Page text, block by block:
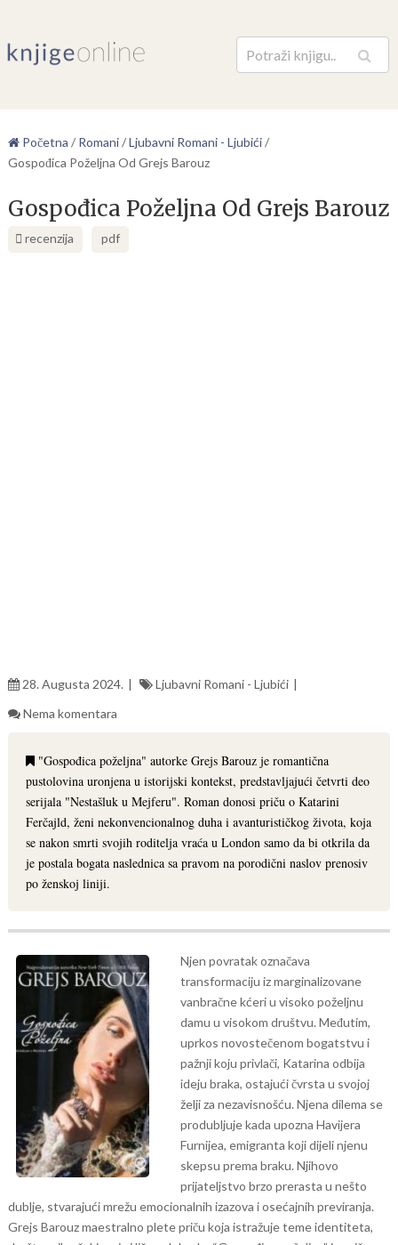
Pretraga
Početna / Romani/Ljubavni Romani - Ljubići/
Gospođica Poželjna Od Grejs Barouz
Gospođica Poželjna Od Grejs Barouz
recenzija pdf
28. Augusta 2024.
Ljubavni Romani - Ljubići
Nema komentara
"Gospođica poželjna" autorke Grejs Barouz je romantična
pustolovina uronjena u istorijski kontekst, predstavljajući četvrti deo
serijala "Nestašluk u Mejferu". Roman donosi priču o Katarini
Ferčajld, ženi nekonvencionalnog duha i avanturističkog života, koja
se nakon smrti svojih roditelja vraća u London samo da bi otkrila da
je postala bogata naslednica sa pravom na porodični naslov prenosiv
po ženskoj liniji.
Njen povratak označava
transformaciju iz marginalizovane
vanbračne kćeri u visoko poželjnu
damu u visokom društvu. Međutim,
uprkos novostečenom bogatstvu i
pažnji koju privlači, Katarina odbija
ideju braka, ostajući čvrsta u svojoj
želji za nezavisnošću. Njena dilema se
produbljuje kada upozna Havijera
Furnijea, emigranta koji dijeli njenu
skepsu prema braku. Njihovo
prijateljstvo brzo prerasta u nešto
dublje, stvarajući mrežu emocionalnih izazova i osećajnih previranja.
Grejs Barouz maestralno plete priču koja istražuje teme identiteta,